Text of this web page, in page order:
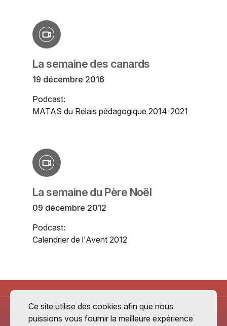
La semaine des canards
19 décembre 2016
Podcast:
MATAS du Relais pédagogique 2014-2021
La semaine du Père Noël
09 décembre 2012
Podcast:
Calendrier de l'Avent 2012
Ce site utilise des cookies afin que nous
puissions vous fournir la meilleure expérience